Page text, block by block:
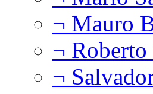
¬ Mauro
¬
¬